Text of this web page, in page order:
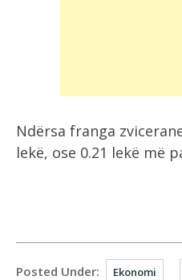
Ndërsa franga
lekë, ose 0.21 lekë më
Posted Under: Ekonomi